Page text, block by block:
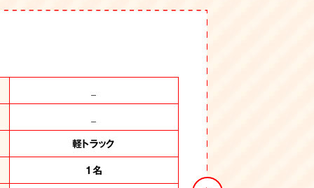
軽トラック
1名
2トントラック2台
4名
2トントラック
3名
2トントラック2台
4名
軽トラック
1名
2トンロングトラック、2トントラック
3名